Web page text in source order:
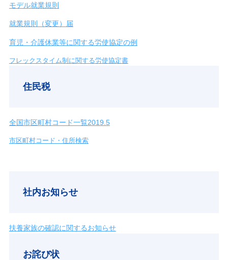
モデル就業規則
就業規則（変更）届
育児・介護休業等に関する労使協定の例
フレックスタイム制に関する労使協定書
住民税
全国市区町村コード一覧2019.5
市区町村コード・住所検索
社内お知らせ
扶養家族の確認に関するお知らせ
お詫び状